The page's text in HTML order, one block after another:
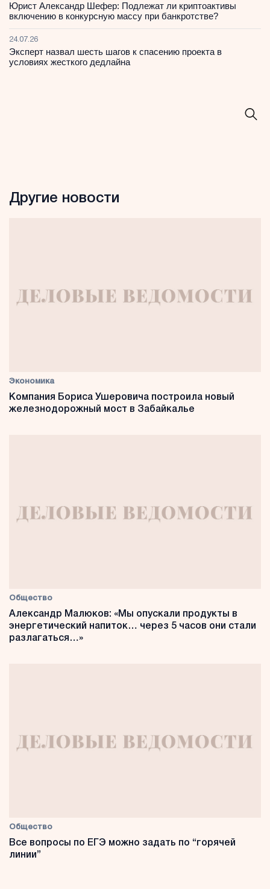
Юрист Александр Шефер: Подлежат ли криптоактивы
включению в конкурсную массу при банкротстве?
24.07.26
Эксперт назвал шесть шагов к спасению проекта в
условиях жесткого дедлайна
Другие новости
Экономика
Компания Бориса Ушеровича построила новый
железнодорожный мост в Забайкалье
Общество
Александр Малюков: «Мы опускали продукты в
энергетический напиток… через 5 часов они стали
разлагаться…»
Общество
Все вопросы по ЕГЭ можно задать по “горячей
линии”